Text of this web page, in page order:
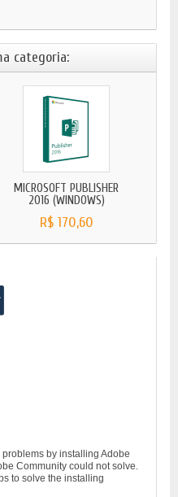
categoria:
MICROSOFT PUBLISHER
2016 (WINDOWS)
R$ 170,60
by installing Adobe
Community could not solve.
to solve the installing